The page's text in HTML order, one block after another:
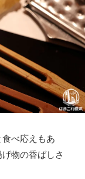
べ応えもあ
物の香ばしさ